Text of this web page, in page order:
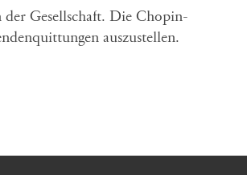
Gesellschaft. Die Chopin-
auszustellen.